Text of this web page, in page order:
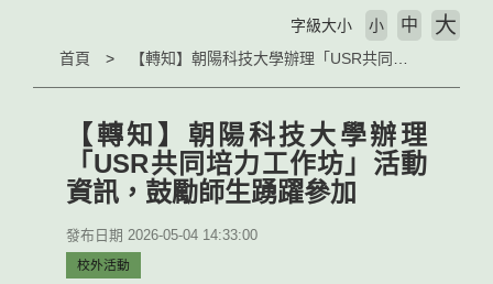
首頁
字級大小 小 中 大
【轉知】朝陽科技大學辦理
「USR共同培力工作坊」活動
資訊，鼓勵師生踴躍參加
發布日期 2026-05-04 14:33:00
校外活動